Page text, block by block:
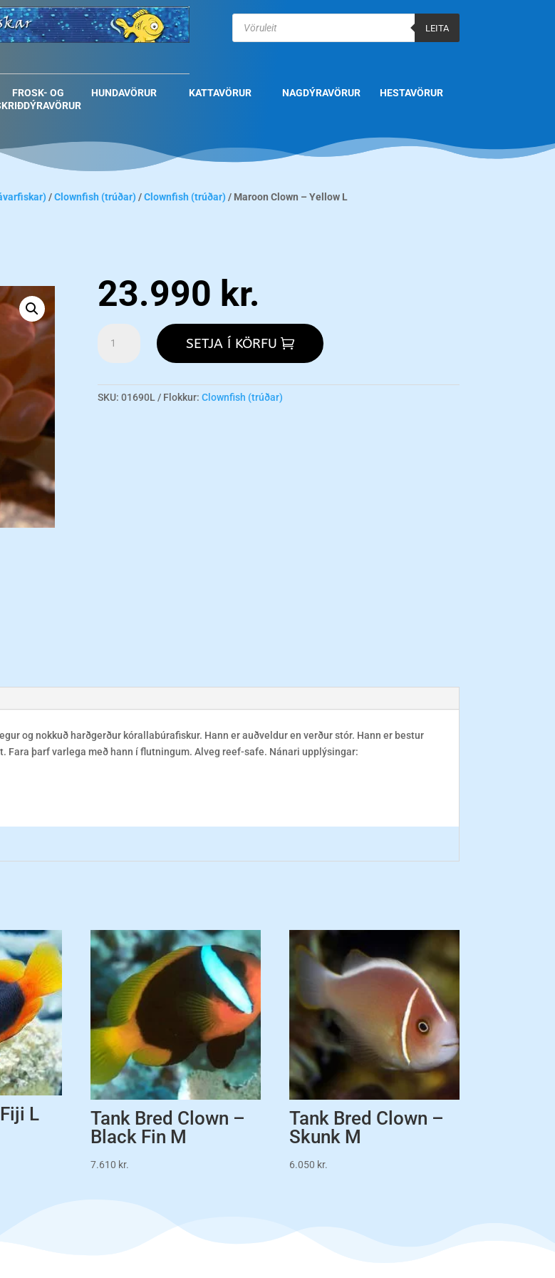
Products
search
LEITA
FROSK- OG
HUNDAVÖRUR KATTAVÖRUR NAGDÝRAVÖRUR HESTAVÖRUR
/Clownfish (trúðar) /Clownfish (trúðar) / Maroon Clown – Yellow L
23.990 kr.
Clown
L
SETJA Í KÖRFU
SKU: 01690L Flokkur: Clownfish (trúðar)
og nokkuð harðgerður kórallabúrafiskur. Hann er auðveldur en verður stór. Hann er bestur
þarf varlega með hann í flutningum. Alveg reef-safe. Nánari upplýsingar:
L
Tank Bred Clown –
Black Fin M
7.610 kr.
Tank Bred Clown –
Skunk M
6.050 kr.